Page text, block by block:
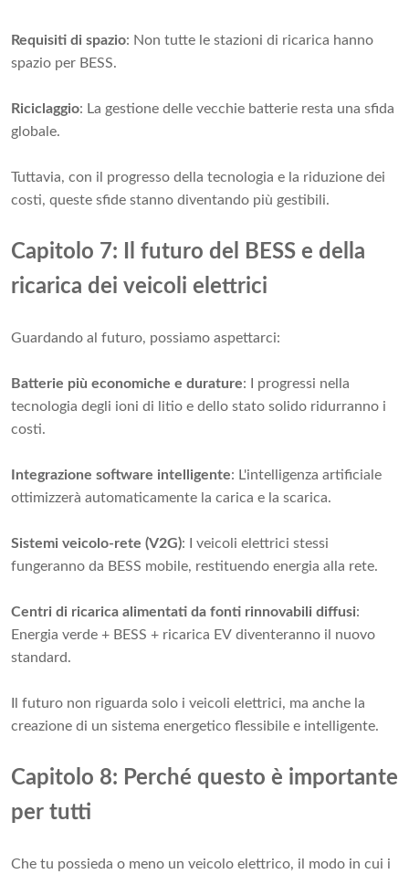
Requisiti di spazio: Non tutte le stazioni di ricarica hanno
spazio per BESS.
Riciclaggio: La gestione delle vecchie batterie resta una sfida
globale.
Tuttavia, con il progresso della tecnologia e la riduzione dei
costi, queste sfide stanno diventando più gestibili.
Capitolo 7: Il futuro del BESS e della
ricarica dei veicoli elettrici
Guardando al futuro, possiamo aspettarci:
Batterie più economiche e durature: I progressi nella
tecnologia degli ioni di litio e dello stato solido ridurranno i
costi.
Integrazione software intelligente: L'intelligenza artificiale
ottimizzerà automaticamente la carica e la scarica.
Sistemi veicolo-rete (V2G): I veicoli elettrici stessi
fungeranno da BESS mobile, restituendo energia alla rete.
Centri di ricarica alimentati da fonti rinnovabili diffusi:
Energia verde + BESS + ricarica EV diventeranno il nuovo
standard.
Il futuro non riguarda solo i veicoli elettrici, ma anche la
creazione di un sistema energetico flessibile e intelligente.
Capitolo 8: Perché questo è importante
per tutti
Che tu possieda o meno un veicolo elettrico, il modo in cui i